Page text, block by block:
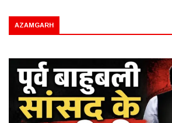
AZAMGARH